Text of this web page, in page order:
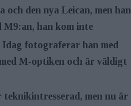
och den nya Leican, men han
han kom inte
Idag foto­graferar han med
M-optiken och är väldigt
men nu är